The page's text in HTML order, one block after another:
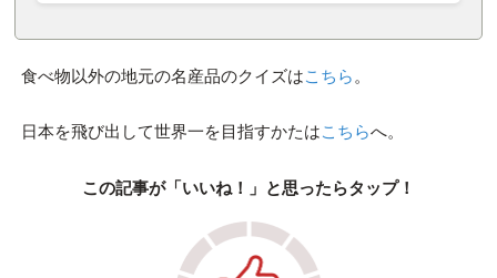
食べ物以外の地元の名産品のクイズはこちら 。
日本を飛び出して世界一を目指すかたはこちらへ。
この記事が「いいね！」と思ったらタップ！